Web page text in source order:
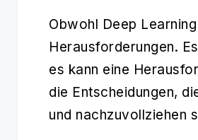
Obwohl Deep
Herausforderungen.
es kann eine
die Entscheidungen,
und nachzuvollziehen